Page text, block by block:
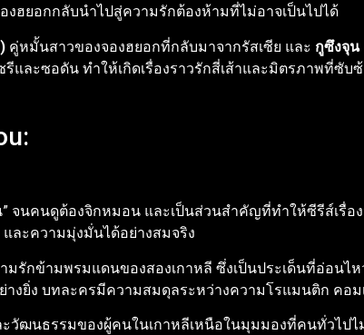
ฮยอกกลับนำไปสู่ความรักต้องห้ามที่ไม่อาจเป็นไปได้
คู่หมั้นสาวของจองฮยอกที่กลับมาจากรัสเซีย และ กูซึงจุน
และซอดัน ทำให้เกิดเรื่องราวรักสี่เส้าและมิตรภาพที่ซับ
จนคนดูต้องจิกหมอน และเป็นส่วนสำคัญที่ทำให้ซีรีส์เรื่อ
ละความมุ่งมั่นได้อย่างสมจริง
ามรักข้ามพรมแดนของสองเกาหลี ซึ่งเป็นประเด็นที่อ่อน
งยิ่ง บทละครมีความสมดุลระหว่างความโรแมนติก คอม
วัฒนธรรมของผู้คนในเกาหลีเหนือในมุมมองที่คนทั่วไปไ